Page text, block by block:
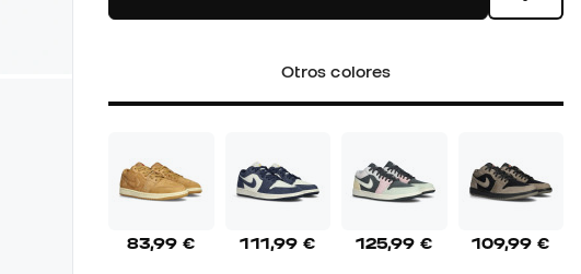
Otros colores
83,99 € 111,99 € 125,99 € 109,99 €